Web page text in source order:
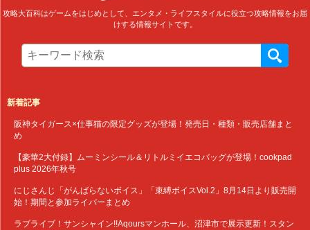
攻略大百科はゲームをはじめとして、エンタメ・ライフスタイルに役立つ攻略情報をお届
けする情報サイトです。
新着記事
阪神タイガース×仕事猫の限定グッズが登場！発売日・種類・販売店舗まと
め
【豪華2大付録】ムーミンシール＆リトルミイエコバッグが登場！cookpad
plus 2026年秋号
にじさんじ「がんばらないボイス」「束縛ボイスVol.2」8月14日より販売開
始！期間と参加ライバーまとめ
ラブライブ！サンシャイン!!Aqoursマンホール、沼津市で展示更新！スタン